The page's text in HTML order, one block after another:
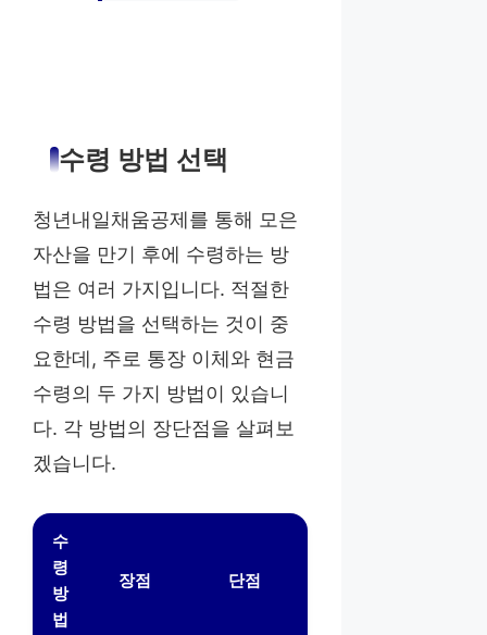
수령 방법 선택
청년내일채움공제를 통해 모은
자산을 만기 후에 수령하는 방
법은 여러 가지입니다. 적절한
수령 방법을 선택하는 것이 중
요한데, 주로 통장 이체와 현금
수령의 두 가지 방법이 있습니
다. 각 방법의 장단점을 살펴보
겠습니다.
수
령
방
법
장점 단점